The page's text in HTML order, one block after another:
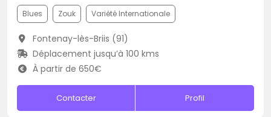
Blues Zouk Variété Internationale
Fontenay-lès-Briis (91)
Déplacement jusqu’à 100 kms
À partir de 650€
Contacter Profil